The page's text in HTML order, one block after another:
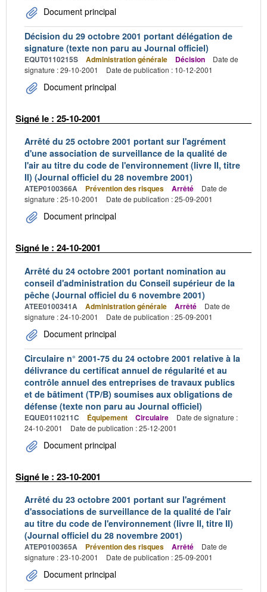
Document principal
Décision du 29 octobre 2001 portant délégation de
signature (texte non paru au Journal officiel)
EQUT0110215S Administration générale Décision
Date de
signature : 29-10-2001
Date de publication : 10-12-2001
Document principal
Signé le : 25-10-2001
Arrêté du 25 octobre 2001 portant sur l'agrément
d'une association de surveillance de la qualité de
l'air au titre du code de l'environnement (livre II, titre
II) (Journal officiel du 28 novembre 2001)
ATEP0100366A Prévention des risques Arrêté
Date de
signature : 25-10-2001
Date de publication : 25-09-2001
Document principal
Signé le : 24-10-2001
Arrêté du 24 octobre 2001 portant nomination au
conseil d'administration du Conseil supérieur de la
pêche (Journal officiel du 6 novembre 2001)
ATEE0100341A Administration générale Arrêté
Date de
signature : 24-10-2001
Date de publication : 25-09-2001
Document principal
Circulaire n° 2001-75 du 24 octobre 2001 relative à la
délivrance du certificat annuel de régularité et au
contrôle annuel des entreprises de travaux publics
et de bâtiment (TP/B) soumises aux obligations de
défense (texte non paru au Journal officiel)
EQUE0110211C Équipement Circulaire
Date de signature :
24-10-2001
Date de publication : 25-12-2001
Document principal
Signé le : 23-10-2001
Arrêté du 23 octobre 2001 portant sur l'agrément
d'associations de surveillance de la qualité de l'air
au titre du code de l'environnement (livre II, titre II)
(Journal officiel du 28 novembre 2001)
ATEP0100365A Prévention des risques Arrêté
Date de
signature : 23-10-2001
Date de publication : 25-09-2001
Document principal